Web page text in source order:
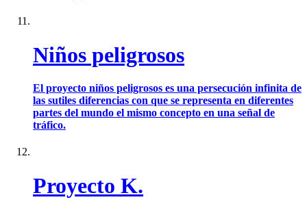
Niños peligrosos
El proyecto niños peligrosos es una persecución infinita de
las sutiles diferencias con que se representa en diferentes
partes del mundo el mismo concepto en una señal de
tráfico.
Proyecto K.